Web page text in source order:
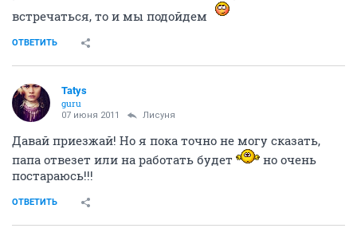
встречаться, то и мы подойдем
ОТВЕТИТЬ
Tatys
guru
07 июня 2011 Лисуня
Давай приезжай! Но я пока точно не могу сказать,
папа отвезет или на работать будет
но очень
постараюсь!!!
ОТВЕТИТЬ